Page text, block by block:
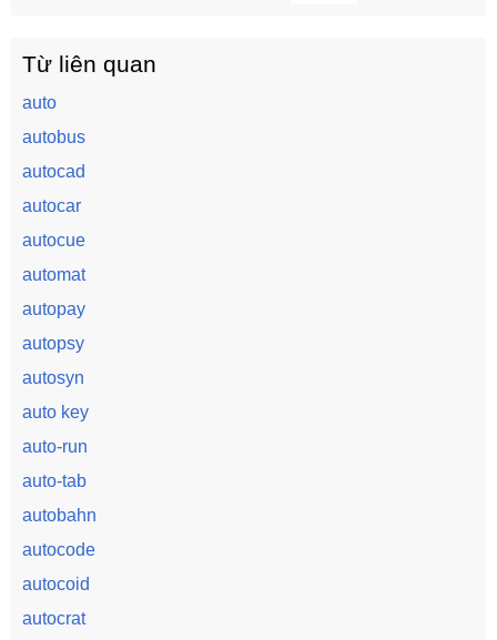
Từ liên quan
auto
autobus
autocad
autocar
autocue
automat
autopay
autopsy
autosyn
auto key
auto-run
auto-tab
autobahn
autocode
autocoid
autocrat